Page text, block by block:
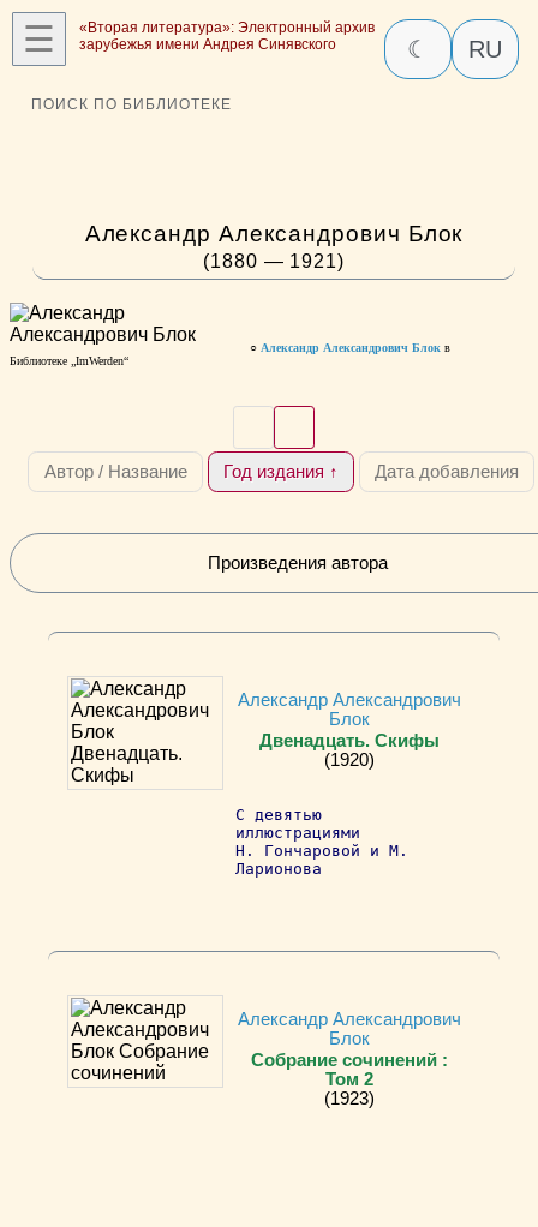
☰
«Вторая литература»: Электронный архив
зарубежья имени Андрея Синявского
☾ RU
ПОИСК ПО БИБЛИОТЕКЕ
Александр Александрович Блок
(1880 — 1921)
○ Александр Александрович Блок в
Библиотеке „ImWerden“
Автор / Название Год издания ↑ Дата добавления
Произведения автора
Александр Александрович
Блок
Двенадцать. Скифы
(1920)
С девятью
иллюстрациями
Н. Гончаровой и М.
Ларионова
Александр Александрович
Блок
Собрание сочинений :
Том 2
(1923)